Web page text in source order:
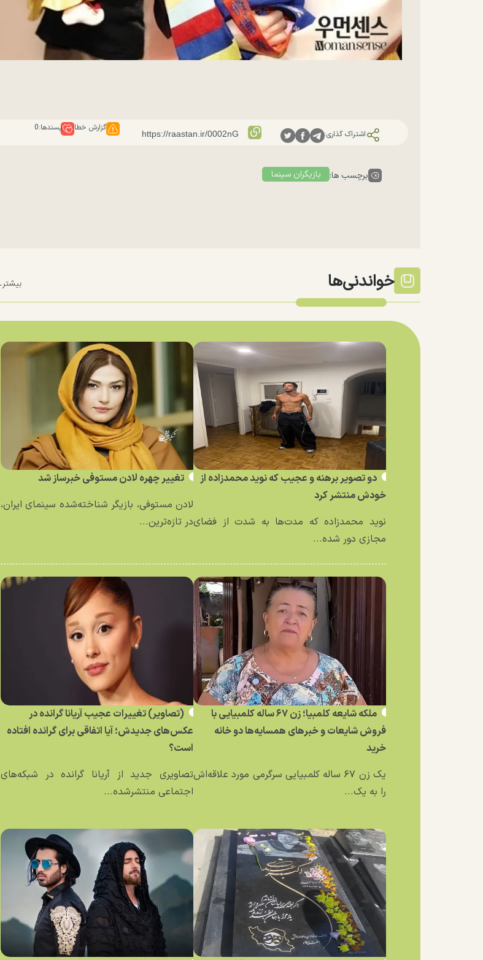
اشتراک گذاری:
گزارش خطا پسندها:0
برچسب ها: بازیگران سینما
خواندنی‌ها
دو تصویر برهنه و عجیب که نوید محمدزاده از
خودش منتشر کرد
نوید محمدزاده که مدت‌ها به شدت از فضای
مجازی دور شده...
تغییر چهره لادن مستوفی خبرساز شد
لادن مستوفی، بازیگر شناخته‌شده سینمای ایران،
در تازه‌ترین...
ملکه شایعه کلمبیا؛ زن ۶۷ ساله کلمبیایی با
فروش شایعات و خبر‌های همسایه‌ها دو خانه
خرید
یک زن ۶۷ ساله کلمبیایی سرگرمی مورد علاقه‌اش
را به یک...
(تصاویر) تغییرات عجیب آریانا گرانده در
عکس‌های جدیدش؛ آیا اتفاقی برای گرانده افتاده
است؟
تصاویری جدید از آریانا گرانده در شبکه‌های
اجتماعی منتشرشده...